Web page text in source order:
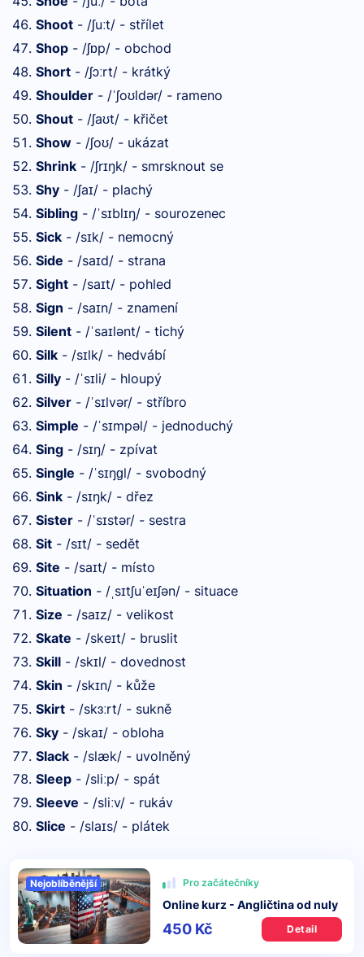
Shoot - /ʃuːt/ - střílet
Shop - /ʃɒp/ - obchod
Short - /ʃɔːrt/ - krátký
Shoulder - /ˈʃoʊldər/ - rameno
Shout - /ʃaʊt/ - křičet
Show - /ʃoʊ/ - ukázat
Shrink - /ʃrɪŋk/ - smrsknout se
Shy - /ʃaɪ/ - plachý
Sibling - /ˈsɪblɪŋ/ - sourozenec
Sick - /sɪk/ - nemocný
Side - /saɪd/ - strana
Sight - /saɪt/ - pohled
Sign - /saɪn/ - znamení
Silent - /ˈsaɪlənt/ - tichý
Silk - /sɪlk/ - hedvábí
Silly - /ˈsɪli/ - hloupý
Silver - /ˈsɪlvər/ - stříbro
Simple - /ˈsɪmpəl/ - jednoduchý
Sing - /sɪŋ/ - zpívat
Single - /ˈsɪŋɡl/ - svobodný
Sink - /sɪŋk/ - dřez
Sister - /ˈsɪstər/ - sestra
Sit - /sɪt/ - sedět
Site - /saɪt/ - místo
Situation - / sɪtʃuˈeɪʃən/ - situace
Size - /saɪz/ - velikost
Skate - /skeɪt/ - bruslit
Skill - /skɪl/ - dovednost
Skin - /skɪn/ - kůže
Skirt - /skɜːrt/ - sukně
Sky - /skaɪ/ - obloha
Slack - /slæk/ - uvolněný
Sleep - /sliːp/ - spát
Sleeve - /sliːv/ - rukáv
Slice - /slaɪs/ - plátek
Nejoblíběnější Pro začátečníky
Online kurz - Angličtina od nuly
450 Kč Detail